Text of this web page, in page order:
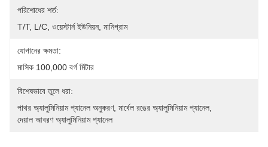
পরিশোধের শর্ত:
T/T, L/C, ওয়েস্টার্ন ইউনিয়ন, মানিগ্রাম
যোগানের ক্ষমতা:
মাসিক 100,000 বর্গ মিটার
বিশেষভাবে তুলে ধরা:
পাথর অ্যালুমিনিয়াম প্যানেল অনুকরণ, মার্বেল রঙের অ্যালুমিনিয়াম প্যানেল
দেয়াল আবরণ অ্যালুমিনিয়াম প্যানেল